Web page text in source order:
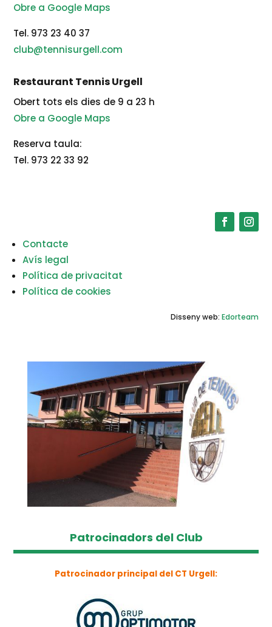
Obre a Google Maps
Tel. 973 23 40 37
club@tennisurgell.com
Restaurant Tennis Urgell
Obert tots els dies de 9 a 23 h
Obre a Google Maps
Reserva taula:
Tel. 973 22 33 92
Contacte
Avís legal
Política de privacitat
Política de cookies
Disseny web: Edorteam
Patrocinadors del Club
Patrocinador principal del CT Urgell: